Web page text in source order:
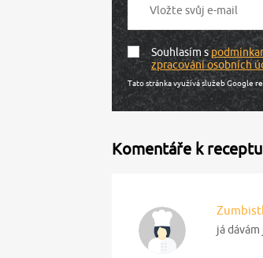
Souhlasím s
zpracování osobních
Tato stránka využívá služeb Google
Komentáře k receptu
já